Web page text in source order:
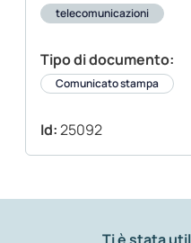
telecomunicazioni
Tipo di documento:
Comunicato stampa
Id:25092